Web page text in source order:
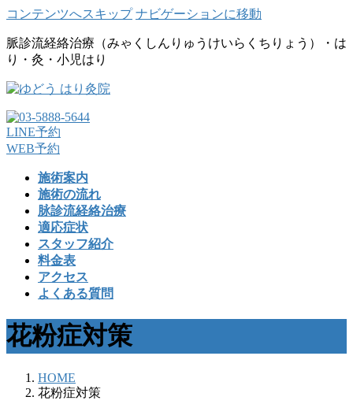
コンテンツへスキップ ナビゲーションに移動
脈診流経絡治療（みゃくしんりゅうけいらくちりょう）・は
り・灸・小児はり
LINE予約
WEB予約
施術案内
施術の流れ
脉診流経絡治療
適応症状
スタッフ紹介
料金表
アクセス
よくある質問
花粉症対策
HOME
花粉症対策